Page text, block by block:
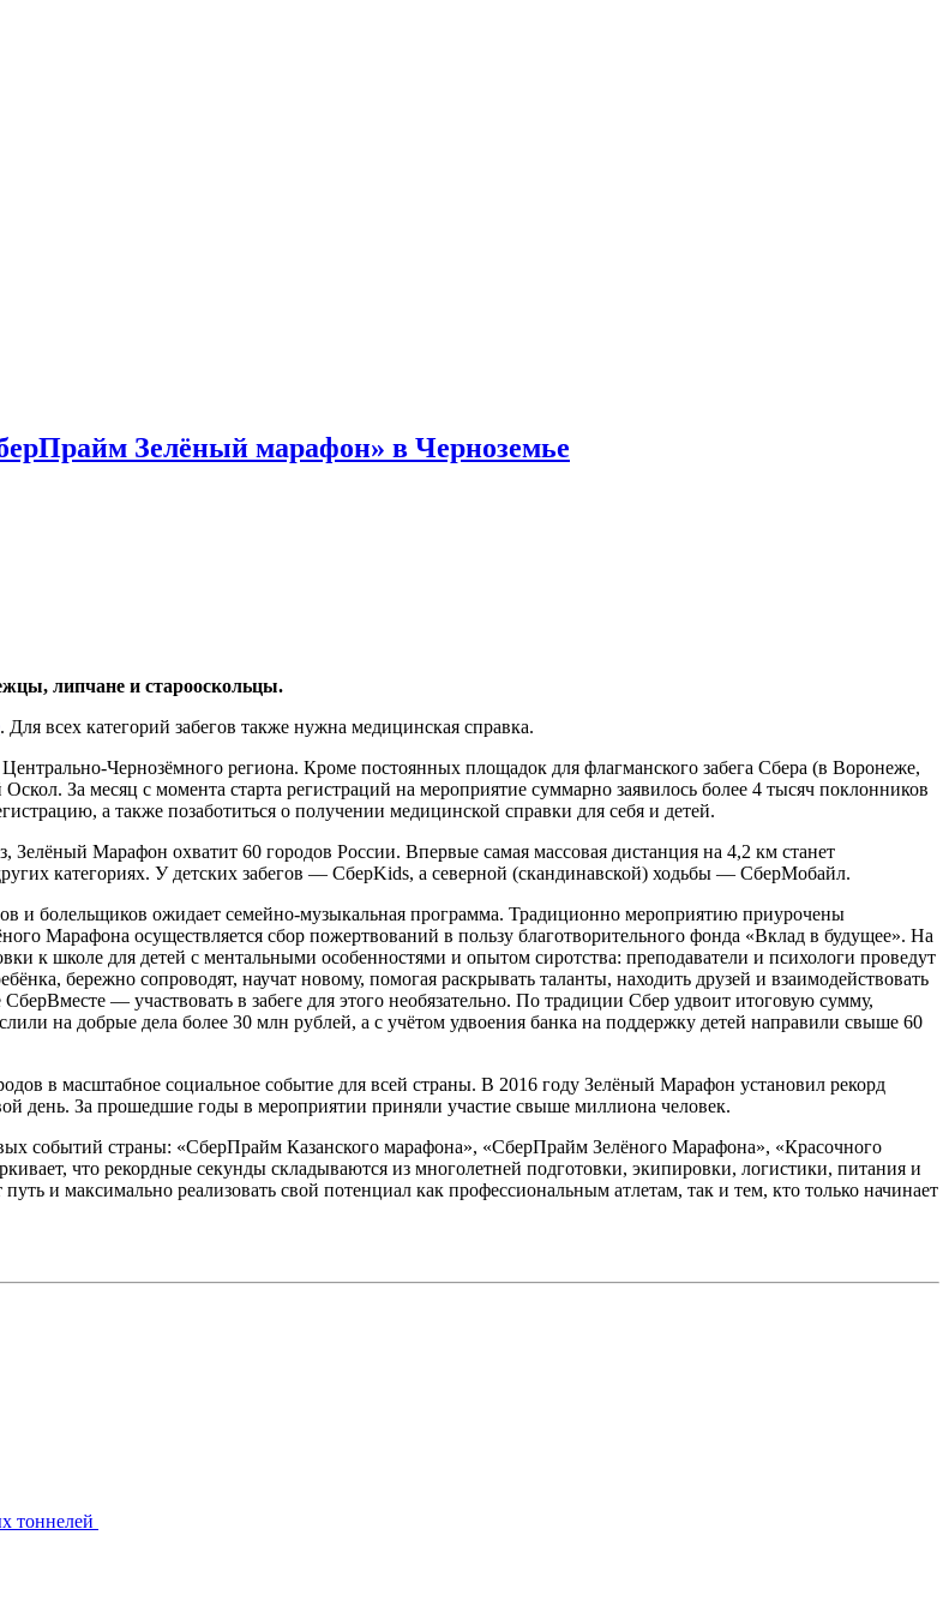
Зелёный марафон» в Черноземье
липчане и старооскольцы.
. Для всех категорий забегов также нужна медицинская справка.
Чернозёмного региона. Кроме постоянных площадок для флагманского забега Сбера (в Воронеже,
За месяц с момента старта регистраций на мероприятие суммарно заявилось более 4 тысяч поклонников
а также позаботиться о получении медицинской справки для себя и детей.
Зелёный Марафон охватит 60 городов России. Впервые самая массовая дистанция на 4,2 км станет
категориях. У детских забегов — СберKids, а северной (скандинавской) ходьбы — СберМобайл.
и болельщиков ожидает семейно-музыкальная программа. Традиционно мероприятию приурочены
Марафона осуществляется сбор пожертвований в пользу благотворительного фонда «Вклад в будущее». На
к школе для детей с ментальными особенностями и опытом сиротства: преподаватели и психологи проведут
бережно сопроводят, научат новому, помогая раскрывать таланты, находить друзей и взаимодействовать
— участвовать в забеге для этого необязательно. По традиции Сбер удвоит итоговую сумму,
на добрые дела более 30 млн рублей, а с учётом удвоения банка на поддержку детей направили свыше 60
в масштабное социальное событие для всей страны. В 2016 году Зелёный Марафон установил рекорд
день. За прошедшие годы в мероприятии приняли участие свыше миллиона человек.
событий страны: «СберПрайм Казанского марафона», «СберПрайм Зелёного Марафона», «Красочного
что рекордные секунды складываются из многолетней подготовки, экипировки, логистики, питания и
и максимально реализовать свой потенциал как профессиональным атлетам, так и тем, кто только начинает
тоннелей